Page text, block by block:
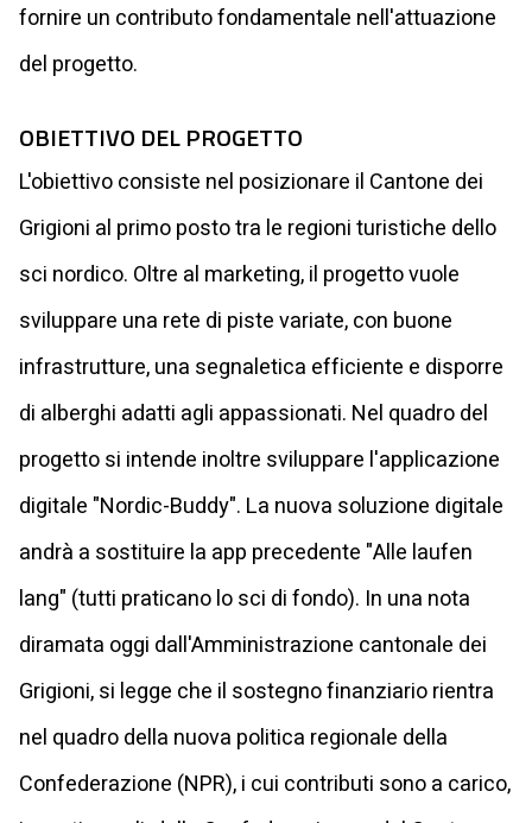
fornire un contributo fondamentale nell'attuazione
del progetto.
OBIETTIVO DEL PROGETTO
L'obiettivo consiste nel posizionare il Cantone dei
Grigioni al primo posto tra le regioni turistiche dello
sci nordico. Oltre al marketing, il progetto vuole
sviluppare una rete di piste variate, con buone
infrastrutture, una segnaletica efficiente e disporre
di alberghi adatti agli appassionati. Nel quadro del
progetto si intende inoltre sviluppare l'applicazione
digitale "Nordic-Buddy". La nuova soluzione digitale
andrà a sostituire la app precedente "Alle laufen
lang" (tutti praticano lo sci di fondo). In una nota
diramata oggi dall'Amministrazione cantonale dei
Grigioni, si legge che il sostegno finanziario rientra
nel quadro della nuova politica regionale della
Confederazione (NPR), i cui contributi sono a carico,